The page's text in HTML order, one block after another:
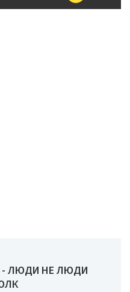
- ЛЮДИ НЕ ЛЮДИ